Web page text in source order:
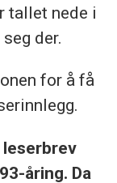
tallet nede i
der.
for å få
leserbrev
åring. Da